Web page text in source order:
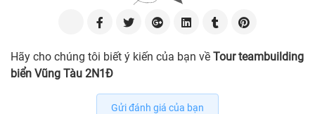
Hãy cho chúng tôi biết ý kiến của bạn về Tour teambuilding
biển Vũng Tàu 2N1Đ
Gửi đánh giá của bạn